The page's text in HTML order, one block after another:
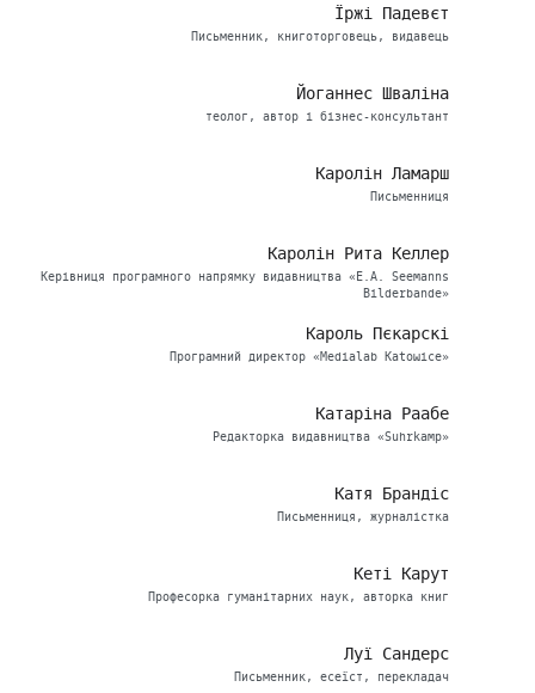
Їржі Падевєт
Письменник, книготорговець, видавець
Йоганнес Шваліна
теолог, автор і бізнес-консультант
Каролін Ламарш
Письменниця
Каролін Рита Келлер
Керівниця програмного напрямку видавництва «E.A. Seemanns
Bilderbande»
Кароль Пєкарскі
Програмний директор «Medialab Katowice»
Катаріна Раабе
Редакторка видавництва «Suhrkamp»
Катя Брандіс
Письменниця, журналістка
Кеті Карут
Професорка гуманітарних наук, авторка книг
Луї Сандерс
Письменник, есеїст, перекладач